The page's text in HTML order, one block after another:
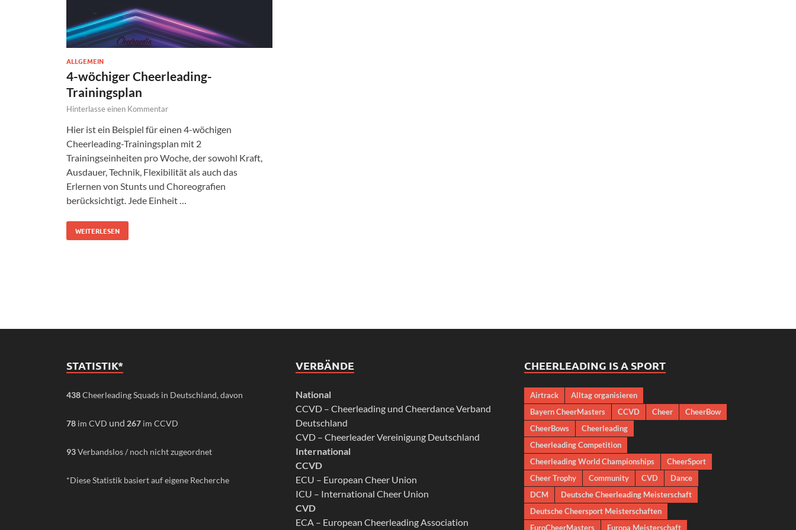
ALLGEMEIN
4-wöchiger Cheerleading-
Trainingsplan
Hinterlasse einen Kommentar
Hier ist ein Beispiel für einen 4-wöchigen
Cheerleading-Trainingsplan mit 2
Trainingseinheiten pro Woche, der sowohl Kraft,
Ausdauer, Technik, Flexibilität als auch das
Erlernen von Stunts und Choreografien
berücksichtigt. Jede Einheit …
WEITERLESEN
STATISTIK*
438Cheerleading Squads in Deutschland, davon
78 im CVD und 267 im CCVD
93Verbandslos / noch nicht zugeordnet
*Diese Statistik basiert auf eigene Recherche
VERBÄNDE
National
CCVD – Cheerleading und Cheerdance Verband
Deutschland
CVD – Cheerleader Vereinigung Deutschland
International
CCVD
ECU – European Cheer Union
ICU – International Cheer Union
CVD
ECA – European Cheerleading Association
CHEERLEADING IS A SPORT
Airtrack
Alltag organisieren
Bayern CheerMasters
CCVD Cheer
CheerBow
CheerBows
Cheerleading
Cheerleading Competition
Cheerleading World Championships
CheerSport
Cheer Trophy
Community CVD
Dance
DCM
Deutsche Cheerleading Meisterschaft
Deutsche Cheersport Meisterschaften
EuroCheerMasters
Europa Meisterschaft